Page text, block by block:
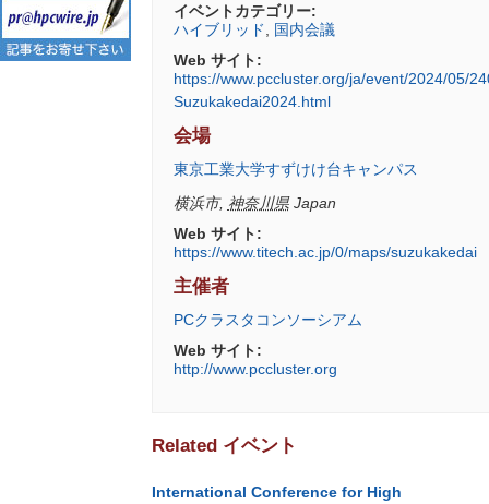
イベントカテゴリー:
ハイブリッド
国内会議
Web サイト:
https://www.pccluster.org/ja/event/2024/05/
Suzukakedai2024.html
会場
東京工業大学すずけけ台キャンパス
横浜市, 神奈川県 Japan
Web サイト:
https://www.titech.ac.jp/0/maps/suzukakedai
主催者
PCクラスタコンソーシアム
Web サイト:
http://www.pccluster.org
Related イベント
International Conference for High